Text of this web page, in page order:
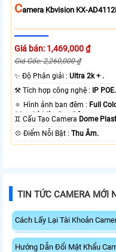
CAmera Kbvision KX-
Giá bán: 1,469,000 ₫
Giá Gốc: 2,260,000 ₫
✨ Độ Phân giải :Ultra 2k + .
⚒ Tích hợp công nghệ : IP POE.
🔅 Hình ảnh ban đêm : Full
30m Có Màu Ban Ðêm.
♊ Cấu Tạo Camera Dome
️💠 Điểm Nỗi Bật :Thu Âm.
TIN TỨC CAMERA MỚI
Cách Lấy Lại Tài Khoản
Hướng Dẫn Đổi Mật Khẩu